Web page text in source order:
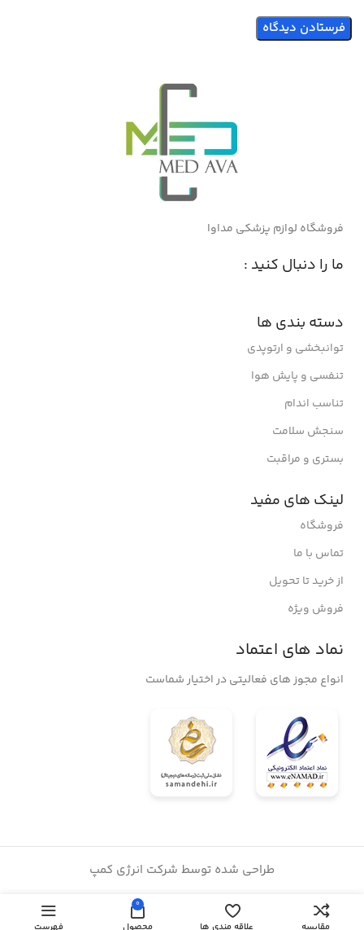
فروشگاه لوازم پزشکی مداوا
ما را دنبال کنید :
دسته بندی ها
توانبخشی و ارتوپدی
تنفسی و پایش هوا
تناسب اندام
سنجش سلامت
بستری و مراقبت
لینک های مفید
فروشگاه
تماس با ما
از خرید تا تحویل
فروش ویژه
نماد های اعتماد
انواع مجوز های فعالیتی در اختیار شماست
طراحی شده توسط شرکت انرژی کمپ
مقایسه علاقه مندی ها
0
محصول فهرست